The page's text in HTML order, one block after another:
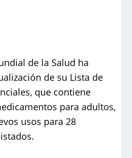
de la Salud ha
de su Lista de
que contiene
para adultos,
usos para 28